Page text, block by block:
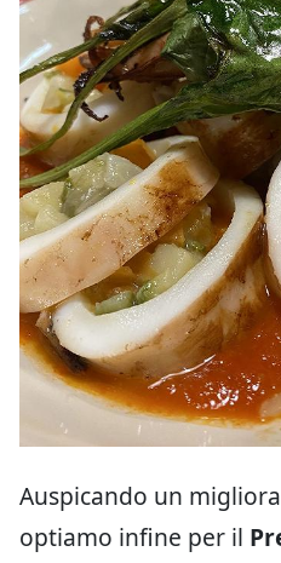
Auspicando un
optiamo infine per il